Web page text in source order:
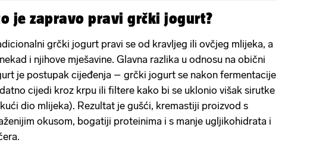
je zapravo pravi grčki jogurt?
grčki jogurt pravi se od kravljeg ili ovčjeg mlijeka, a
i njihove mješavine. Glavna razlika u odnosu na obični
je postupak cijeđenja – grčki jogurt se nakon fermentacije
cijedi kroz krpu ili filtere kako bi se uklonio višak sirutke
dio mlijeka). Rezultat je gušći, kremastiji proizvod s
okusom, bogatiji proteinima i s manje ugljikohidrata i